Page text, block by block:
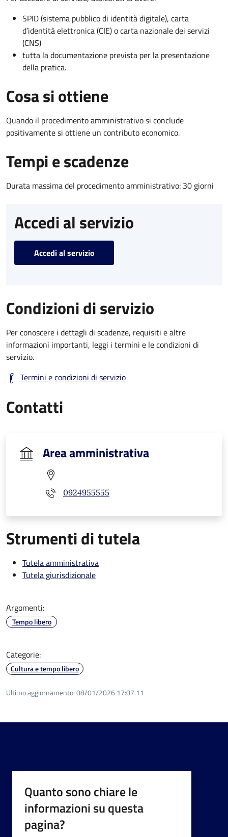
SPID (sistema pubblico di identità digitale), carta
d’identità elettronica (CIE) o carta nazionale dei servizi
(CNS)
tutta la documentazione prevista per la presentazione
della pratica.
Cosa si ottiene
Quando il procedimento amministrativo si conclude
positivamente si ottiene un contributo economico.
Tempi e scadenze
Durata massima del procedimento amministrativo: 30 giorni
Accedi al servizio
Accedi al servizio
Condizioni di servizio
Per conoscere i dettagli di scadenze, requisiti e altre
informazioni importanti, leggi i termini e le condizioni di
servizio.
Termini e condizioni di servizio
Contatti
Area amministrativa
0924955555
Strumenti di tutela
Tutela amministrativa
Tutela giurisdizionale
Argomenti:
Tempo libero
Categorie:
Cultura e tempo libero
Ultimo aggiornamento:08/01/2026 17:07.11
Quanto sono chiare le
informazioni su questa
pagina?